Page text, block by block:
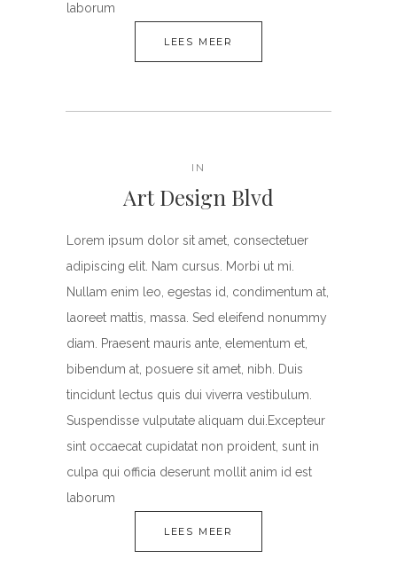
laborum
LEES MEER
IN
Art Design Blvd
Lorem ipsum dolor sit amet, consectetuer
adipiscing elit. Nam cursus. Morbi ut mi.
Nullam enim leo, egestas id, condimentum at,
laoreet mattis, massa. Sed eleifend nonummy
diam. Praesent mauris ante, elementum et,
bibendum at, posuere sit amet, nibh. Duis
tincidunt lectus quis dui viverra vestibulum.
Suspendisse vulputate aliquam dui.Excepteur
sint occaecat cupidatat non proident, sunt in
culpa qui officia deserunt mollit anim id est
laborum
LEES MEER